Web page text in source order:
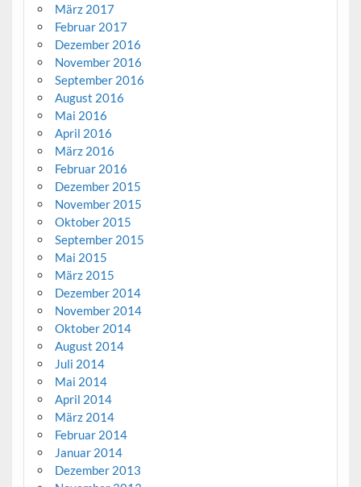
März 2017
Februar 2017
Dezember 2016
November 2016
September 2016
August 2016
Mai 2016
April 2016
März 2016
Februar 2016
Dezember 2015
November 2015
Oktober 2015
September 2015
Mai 2015
März 2015
Dezember 2014
November 2014
Oktober 2014
August 2014
Juli 2014
Mai 2014
April 2014
März 2014
Februar 2014
Januar 2014
Dezember 2013